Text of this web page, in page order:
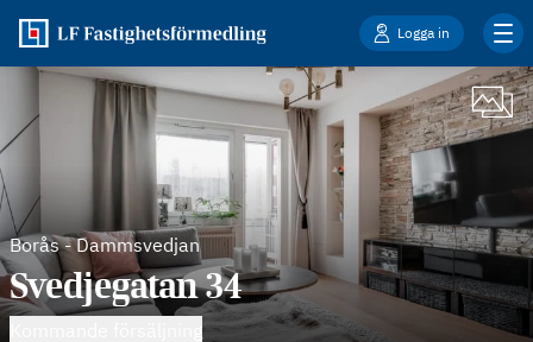
Logga in
Borås-Dammsvedjan
Svedjegatan 34